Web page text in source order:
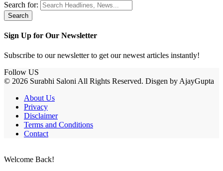
Search for:
Sign Up for Our Newsletter
Subscribe to our newsletter to get our newest articles instantly!
Follow US
© 2026 Surabhi Saloni All Rights Reserved. Disgen by AjayGupta
About Us
Privacy
Disclaimer
Terms and Conditions
Contact
Welcome Back!